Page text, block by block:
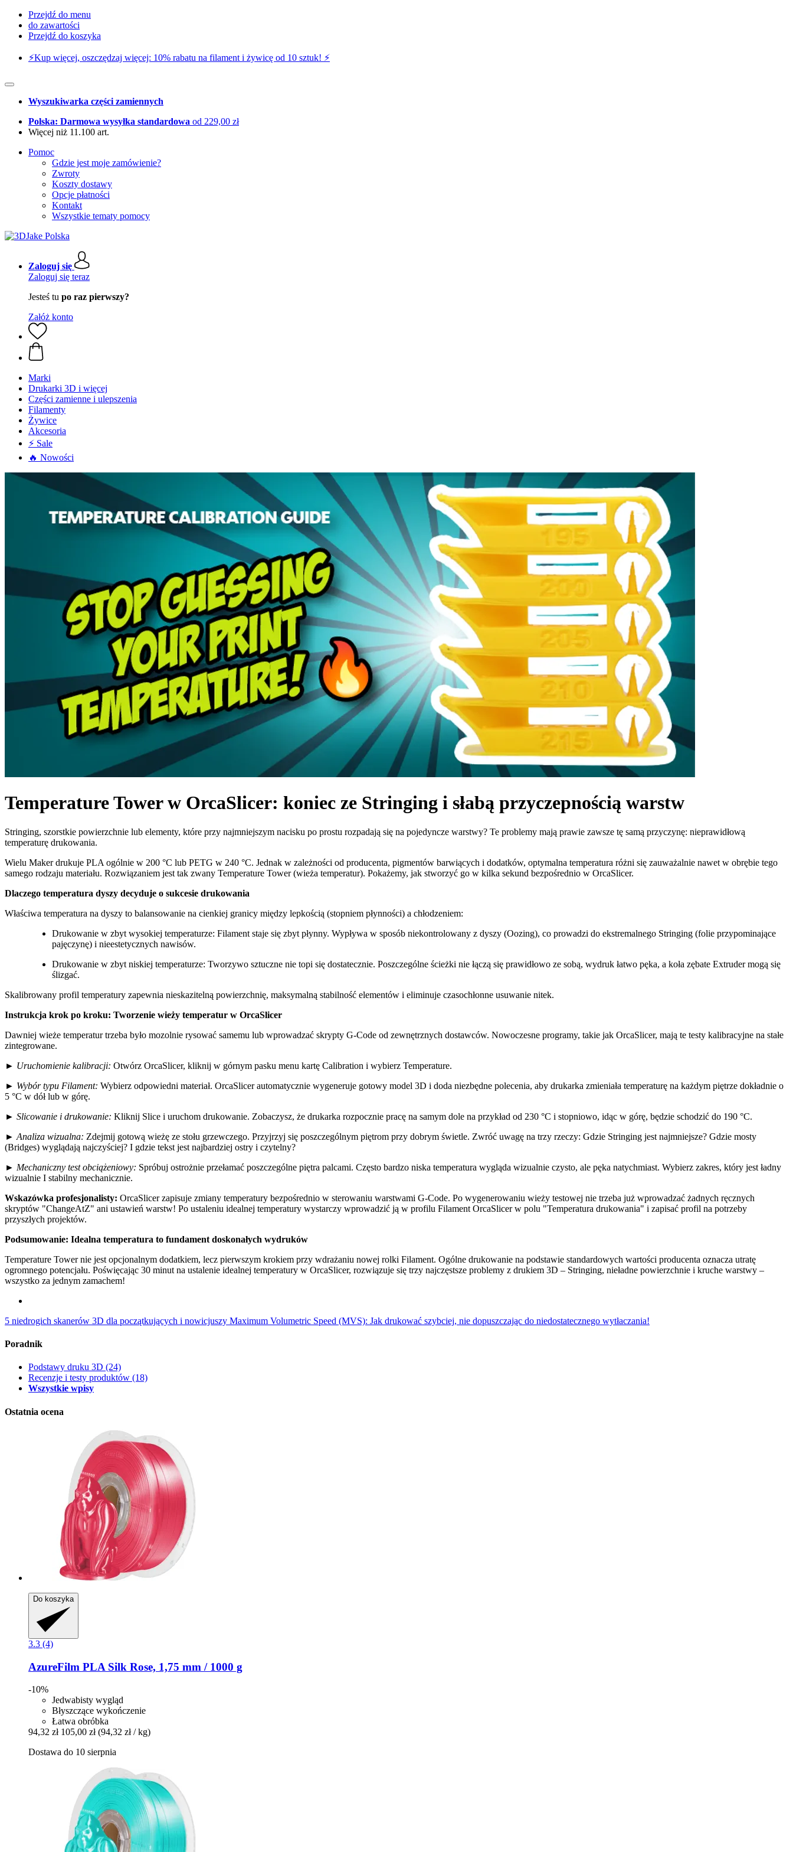
Przejdź do menu
do zawartości
Przejdź do koszyka
⚡️Kup więcej, oszczędzaj więcej: 10% rabatu na filament i żywicę od 10 sztuk! ⚡️
Wyszukiwarka części zamiennych
Polska: Darmowa wysyłka standardowa od 229,00 zł
Więcej niż 11.100 art.
Pomoc
Gdzie jest moje zamówienie?
Zwroty
Koszty dostawy
Opcje płatności
Kontakt
Wszystkie tematy pomocy
Zaloguj się
Zaloguj się teraz
Jesteś tu po raz pierwszy?
Załóż konto
Marki
Drukarki 3D i więcej
Części zamienne i ulepszenia
Filamenty
Żywice
Akcesoria
⚡ Sale
🔥 Nowości
Temperature Tower w OrcaSlicer: koniec ze Stringing i słabą przyczepnością warstw
Stringing, szorstkie powierzchnie lub elementy, które przy najmniejszym nacisku po prostu rozpadają się na pojedyncze warstwy? Te problemy mają prawie zawsze tę samą przyczynę: nieprawidłową
temperaturę drukowania.
Wielu Maker drukuje PLA ogólnie w 200 °C lub PETG w 240 °C. Jednak w zależności od producenta, pigmentów barwiących i dodatków, optymalna temperatura różni się zauważalnie nawet w obrębie tego
samego rodzaju materiału. Rozwiązaniem jest tak zwany Temperature Tower (wieża temperatur). Pokażemy, jak stworzyć go w kilka sekund bezpośrednio w OrcaSlicer.
Dlaczego temperatura dyszy decyduje o sukcesie drukowania
Właściwa temperatura na dyszy to balansowanie na cienkiej granicy między lepkością (stopniem płynności) a chłodzeniem:
Drukowanie w zbyt wysokiej temperaturze: Filament staje się zbyt płynny. Wypływa w sposób niekontrolowany z dyszy (Oozing), co prowadzi do ekstremalnego Stringing (folie przypominające
pajęczynę) i nieestetycznych nawisów.
Drukowanie w zbyt niskiej temperaturze: Tworzywo sztuczne nie topi się dostatecznie. Poszczególne ścieżki nie łączą się prawidłowo ze sobą, wydruk łatwo pęka, a koła zębate Extruder mogą się
ślizgać.
Skalibrowany profil temperatury zapewnia nieskazitelną powierzchnię, maksymalną stabilność elementów i eliminuje czasochłonne usuwanie nitek.
Instrukcja krok po kroku: Tworzenie wieży temperatur w OrcaSlicer
Dawniej wieże temperatur trzeba było mozolnie rysować samemu lub wprowadzać skrypty G-Code od zewnętrznych dostawców. Nowoczesne programy, takie jak OrcaSlicer, mają te testy kalibracyjne na stałe
zintegrowane.
► Uruchomienie kalibracji: Otwórz OrcaSlicer, kliknij w górnym pasku menu kartę Calibration i wybierz Temperature.
► Wybór typu Filament: Wybierz odpowiedni materiał. OrcaSlicer automatycznie wygeneruje gotowy model 3D i doda niezbędne polecenia, aby drukarka zmieniała temperaturę na każdym piętrze dokładnie o
5 °C w dół lub w górę.
► Slicowanie i drukowanie: Kliknij Slice i uruchom drukowanie. Zobaczysz, że drukarka rozpocznie pracę na samym dole na przykład od 230 °C i stopniowo, idąc w górę, będzie schodzić do 190 °C.
► Analiza wizualna: Zdejmij gotową wieżę ze stołu grzewczego. Przyjrzyj się poszczególnym piętrom przy dobrym świetle. Zwróć uwagę na trzy rzeczy: Gdzie Stringing jest najmniejsze? Gdzie mosty
(Bridges) wyglądają najczyściej? I gdzie tekst jest najbardziej ostry i czytelny?
► Mechaniczny test obciążeniowy: Spróbuj ostrożnie przełamać poszczególne piętra palcami. Często bardzo niska temperatura wygląda wizualnie czysto, ale pęka natychmiast. Wybierz zakres, który jest ładny
wizualnie I stabilny mechanicznie.
Wskazówka profesjonalisty: OrcaSlicer zapisuje zmiany temperatury bezpośrednio w sterowaniu warstwami G-Code. Po wygenerowaniu wieży testowej nie trzeba już wprowadzać żadnych ręcznych
skryptów "ChangeAtZ" ani ustawień warstw! Po ustaleniu idealnej temperatury wystarczy wprowadzić ją w profilu Filament OrcaSlicer w polu "Temperatura drukowania" i zapisać profil na potrzeby
przyszłych projektów.
Podsumowanie: Idealna temperatura to fundament doskonałych wydruków
Temperature Tower nie jest opcjonalnym dodatkiem, lecz pierwszym krokiem przy wdrażaniu nowej rolki Filament. Ogólne drukowanie na podstawie standardowych wartości producenta oznacza utratę
ogromnego potencjału. Poświęcając 30 minut na ustalenie idealnej temperatury w OrcaSlicer, rozwiązuje się trzy najczęstsze problemy z drukiem 3D – Stringing, nieładne powierzchnie i kruche warstwy –
wszystko za jednym zamachem!
5 niedrogich skanerów 3D dla początkujących i nowicjuszy Maximum Volumetric Speed (MVS): Jak drukować szybciej, nie dopuszczając do niedostatecznego wytłaczania!
Poradnik
Podstawy druku 3D (24)
Recenzje i testy produktów (18)
Wszystkie wpisy
Ostatnia ocena
Do koszyka
3.3 (4)
AzureFilm PLA Silk Rose, 1,75 mm / 1000 g
-10%
Jedwabisty wygląd
Błyszczące wykończenie
Łatwa obróbka
94,32 zł 105,00 zł (94,32 zł / kg)
Dostawa do 10 sierpnia